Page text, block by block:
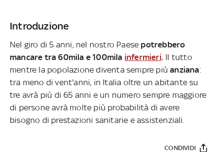
Introduzione
Nel giro di 5 anni, nel nostro Paese potrebbero
mancare tra 60mila e 100mila infermieri. Il tutto
mentre la popolazione diventa sempre piùanziana:
tra meno di vent'anni, in Italia oltre un abitante su
tre avrà più di 65 anni e un numero sempre maggiore
di persone avrà molte più probabilità di avere
bisogno di prestazioni sanitarie e assistenziali.
CONDIVIDI